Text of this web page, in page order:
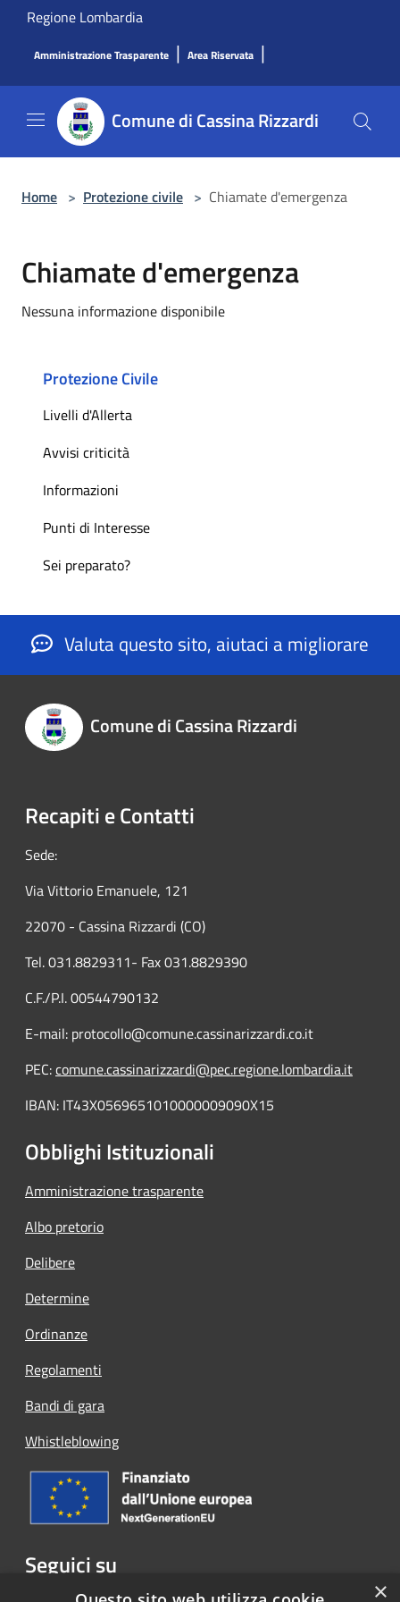
Salta al contenuto principale
Regione Lombardia
Amministrazione Trasparente | Area Riservata |
Comune di Cassina Rizzardi
Home > Protezione civile > Chiamate d'emergenza
Chiamate d'emergenza
Nessuna informazione disponibile
Protezione Civile
Livelli d'Allerta
Avvisi criticità
Informazioni
Punti di Interesse
Sei preparato?
Valuta questo sito, aiutaci a migliorare
Comune di Cassina Rizzardi
Recapiti e Contatti
Sede:
Via Vittorio Emanuele, 121
22070 - Cassina Rizzardi (CO)
Tel. 031.8829311- Fax 031.8829390
C.F./P.I. 00544790132
E-mail: protocollo@comune.cassinarizzardi.co.it
PEC:comune.cassinarizzardi@pec.regione.lombardia.it
IBAN: IT43X0569651010000009090X15
Obblighi Istituzionali
Amministrazione trasparente
Albo pretorio
Delibere
Determine
Ordinanze
Regolamenti
Bandi di gara
Whistleblowing
Seguici su
Facebook ×